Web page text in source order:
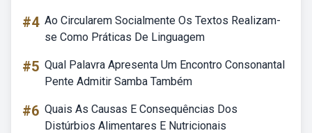
#4 Ao Circularem Socialmente Os Textos Realizam-
se Como Práticas De Linguagem
#5 Qual Palavra Apresenta Um Encontro Consonantal
Pente Admitir Samba Também
#6 Quais As Causas E Consequências Dos
Distúrbios Alimentares E Nutricionais